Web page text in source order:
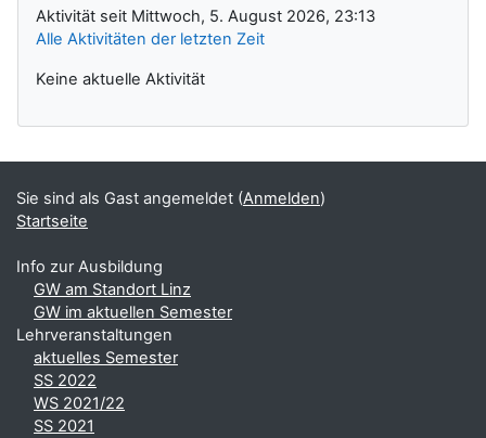
Aktivität seit Mittwoch, 5. August 2026, 23:13
Alle Aktivitäten der letzten Zeit
Keine aktuelle Aktivität
Sie sind als Gast angemeldet (Anmelden)
Startseite
Info zur Ausbildung
GW am Standort Linz
GW im aktuellen Semester
Lehrveranstaltungen
aktuelles Semester
SS 2022
WS 2021/22
SS 2021